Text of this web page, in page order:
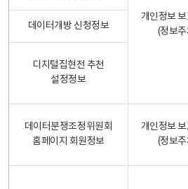
개인정보
(정보
데이터개방 신청정보
디지털집현전 추천
설정정보
데이터분쟁조정위원회
홈페이지 회원정보
개인정보
(정보